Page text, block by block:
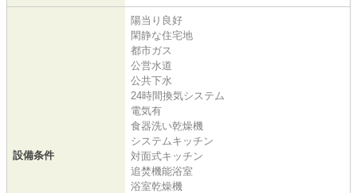
設備条件
陽当り良好
閑静な住宅地
都市ガス
公営水道
公共下水
24時間換気システム
電気有
食器洗い乾燥機
システムキッチン
対面式キッチン
追焚機能浴室
浴室乾燥機